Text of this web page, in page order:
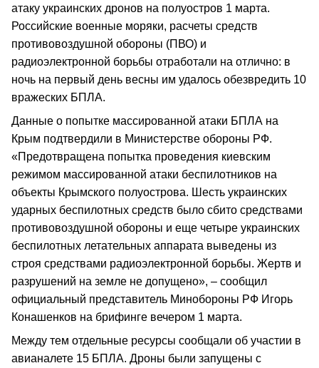
атаку украинских дронов на полуостров 1 марта.
Российские военные моряки, расчеты средств
противовоздушной обороны (ПВО) и
радиоэлектронной борьбы отработали на отлично: в
ночь на первый день весны им удалось обезвредить 10
вражеских БПЛА.
Данные о попытке массированной атаки БПЛА на
Крым подтвердили в Министерстве обороны РФ.
«Предотвращена попытка проведения киевским
режимом массированной атаки беспилотников на
объекты Крымского полуострова. Шесть украинских
ударных беспилотных средств было сбито средствами
противовоздушной обороны и еще четыре украинских
беспилотных летательных аппарата выведены из
строя средствами радиоэлектронной борьбы. Жертв и
разрушений на земле не допущено», – сообщил
официальный представитель Минобороны РФ Игорь
Конашенков на брифинге вечером 1 марта.
Между тем отдельные ресурсы сообщали об участии в
авианалете 15 БПЛА. Дроны были запущены с